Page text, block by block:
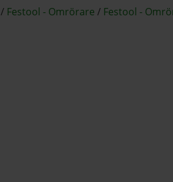
/ Festool - Omrörare / Festool -